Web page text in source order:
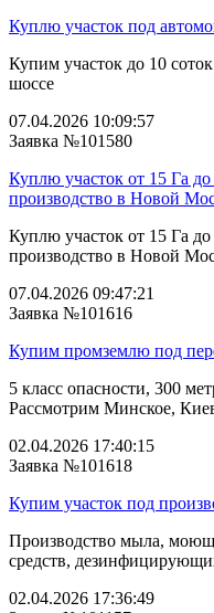
Куплю участок под
Купим участок до 10
шоссе
07.04.2026 10:09:57
Заявка №101580
Куплю участок от 15 Га
производство в Новой
Куплю участок от 15 Га
производство в Новой
07.04.2026 09:47:21
Заявка №101616
Купим промземлю под
5 класс опасности, 300
Рассмотрим Минское,
02.04.2026 17:40:15
Заявка №101618
Купим участок под
Производство мыла,
средств,
02.04.2026 17:36:49